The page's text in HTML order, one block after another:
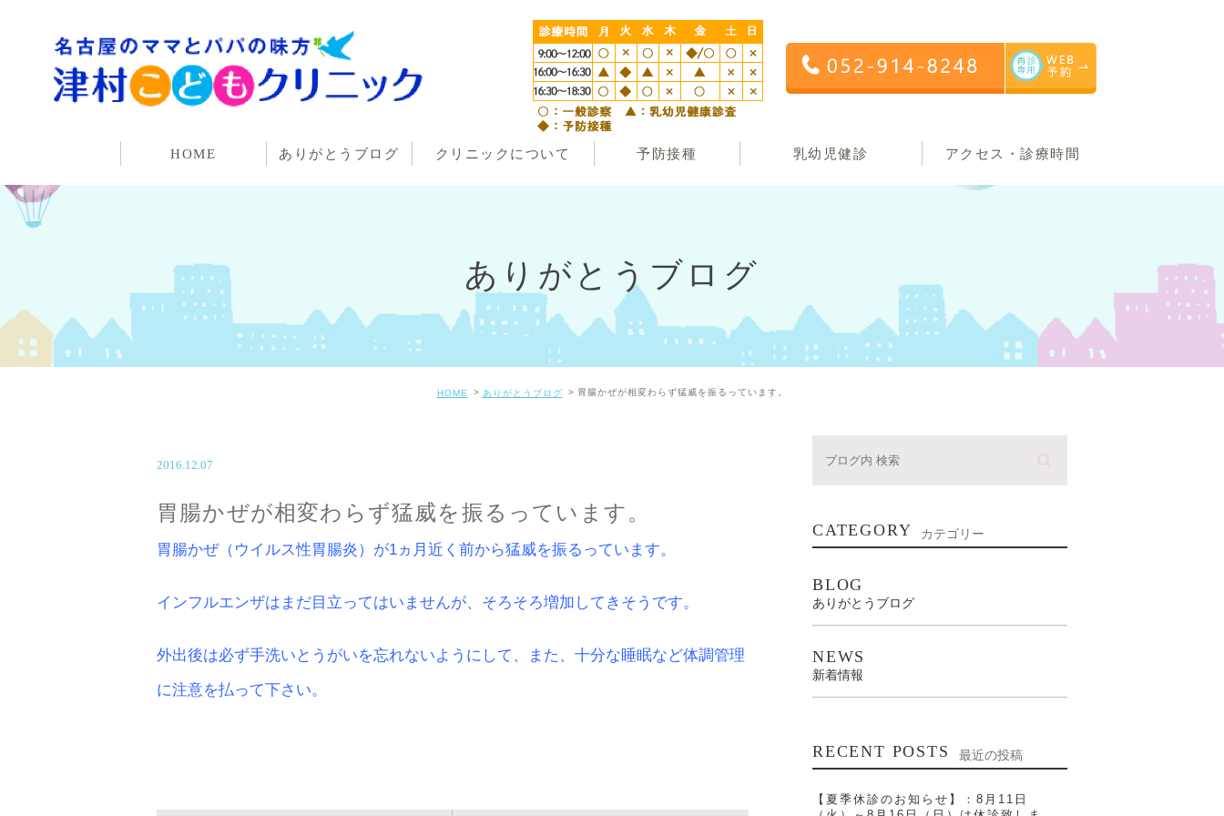
HOME ありがとうブログ クリニックについて 予防接種 乳幼児健診 アクセス・診療時間
ありがとうブログ
HOME ありがとうブログ 胃腸かぜが相変わらず猛威を振るっています。
2016.12.07
胃腸かぜが相変わらず猛威を振るっています。
胃腸かぜ（ウイルス性胃腸炎）が1ヵ月近く前から猛威を振るっています。
インフルエンザはまだ目立ってはいませんが、そろそろ増加してきそうです。
外出後は必ず手洗いとうがいを忘れないようにして、また、十分な睡眠など体調管理
に注意を払って下さい。
CATEGORY カテゴリー
BLOG
ありがとうブログ
NEWS
新着情報
RECENT POSTS 最近の投稿
【夏季休診のお知らせ】：8月11日